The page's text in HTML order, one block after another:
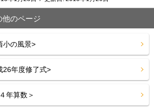
他のページ
小の風景>
26年度修了式>
年算数＞